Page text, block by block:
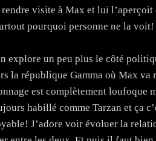
visite à Max et lui
pourquoi personne ne la voit!
explore un peu plus le côté
la république Gamma où Max va
est complètement loufoque
habillé comme Tarzan et ça
J’adore voir évoluer la